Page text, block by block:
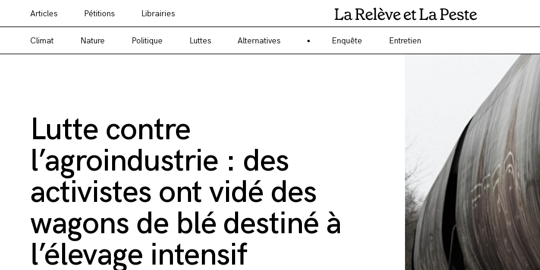
Vous cherchez un média alternatif ? Un média engagé sur l'écologie et l'environnement ? La Relève et la Peste est un
Articles Pétitions Librairies
Climat Nature Politique Luttes Alternatives Enquête Entretien
Lutte contre
l’agroindustrie : des
activistes ont vidé des
wagons de blé destiné à
l’élevage intensif